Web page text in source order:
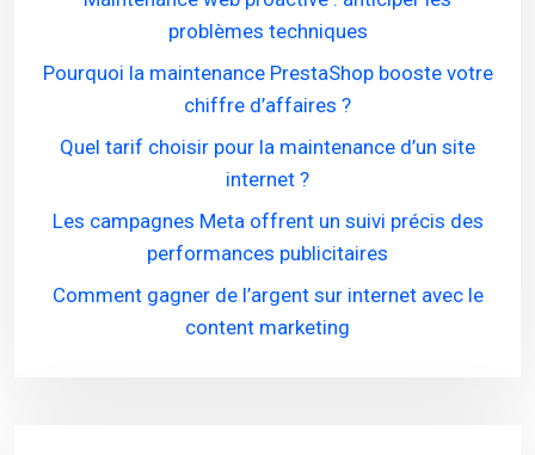
problèmes techniques
Pourquoi la maintenance PrestaShop booste votre
chiffre d’affaires ?
Quel tarif choisir pour la maintenance d’un site
internet ?
Les campagnes Meta offrent un suivi précis des
performances publicitaires
Comment gagner de l’argent sur internet avec le
content marketing